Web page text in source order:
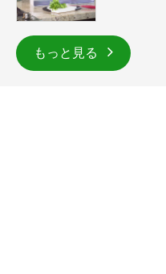
もっと見る